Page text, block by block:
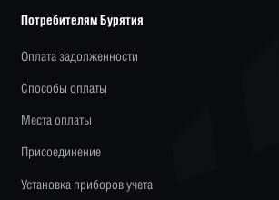
Потребителям Бурятия
Оплата задолженности
Способы оплаты
Места оплаты
Присоединение
Установка приборов учета